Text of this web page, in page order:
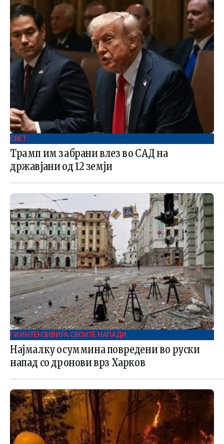
СВЕТ .
Трамп им забрани влез во САД на
државјани од 12 земји
ГИ ИНТЕНЗИВИРА СВОИТЕ НАПАДИ
Најмалку осуммина повредени во руски
напад со дронови врз Харков